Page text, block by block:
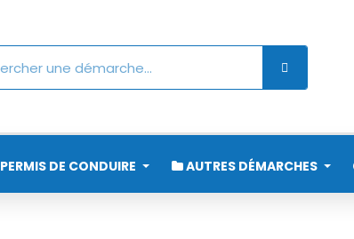
PERMIS DE CONDUIRE AUTRES DÉMARCHES